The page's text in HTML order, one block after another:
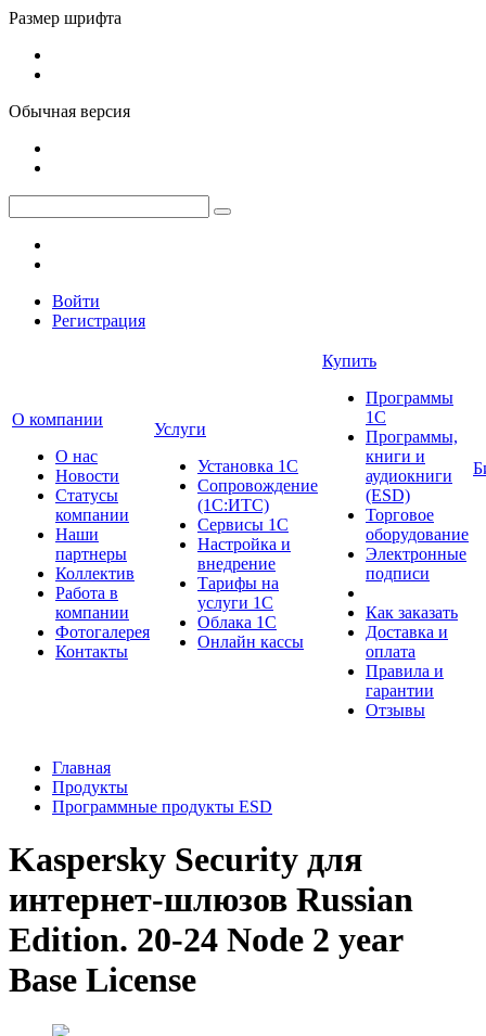
Размер шрифта
Обычная версия
Войти
Регистрация
О компании
О нас
Новости
Cтатусы
компании
Наши
партнеры
Коллектив
Работа в
компании
Фотогалерея
Контакты
Услуги
Установка 1С
Сопровождение
(1С:ИТС)
Сервисы 1С
Настройка и
внедрение
Тарифы на
услуги 1С
Облака 1С
Онлайн кассы
Купить
Программы
1С
Программы,
книги и
аудиокниги
(ESD)
Торговое
оборудование
Электронные
подписи
Как заказать
Доставка и
оплата
Правила и
гарантии
Отзывы
Главная
Продукты
Программные продукты ESD
Kaspersky Security для
интернет-шлюзов Russian
Edition. 20-24 Node 2 year
Base License